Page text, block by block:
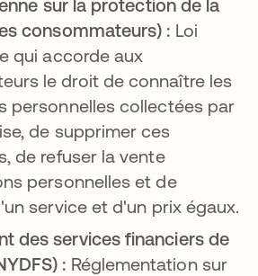
sur la protection de la
consommateurs) : Loi
qui accorde aux
le droit de connaître les
personnelles collectées par
de supprimer ces
de refuser la vente
personnelles et de
service et d'un prix égaux.
des services financiers de
: Réglementation sur